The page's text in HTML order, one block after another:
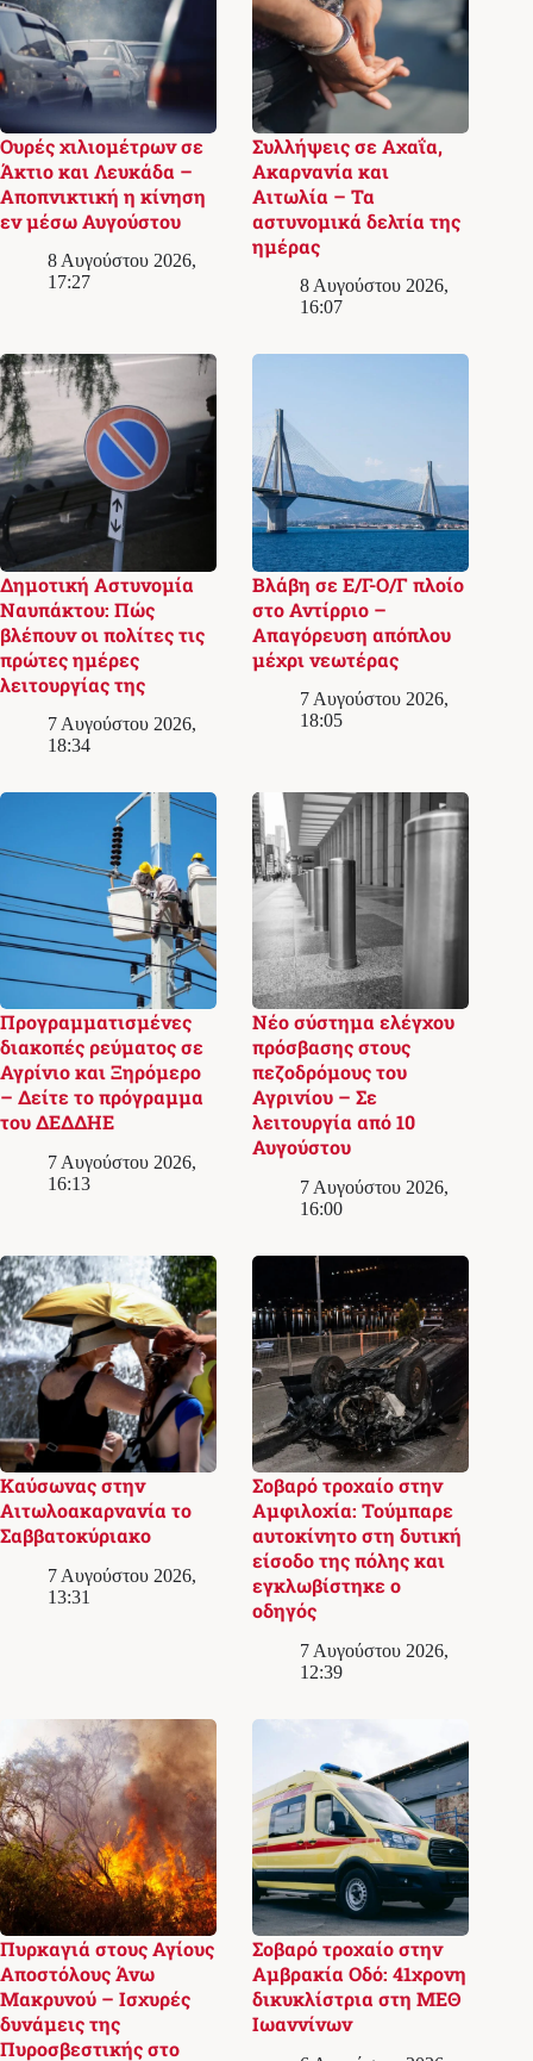
Ουρές χιλιομέτρων σε
Άκτιο και Λευκάδα –
Αποπνικτική η κίνηση
εν μέσω Αυγούστου
8 Αυγούστου 2026,
17:27
Συλλήψεις σε Αχαΐα,
Ακαρνανία και
Αιτωλία – Τα
αστυνομικά δελτία της
ημέρας
8 Αυγούστου 2026,
16:07
Δημοτική Αστυνομία
Ναυπάκτου: Πώς
βλέπουν οι πολίτες τις
πρώτες ημέρες
λειτουργίας της
7 Αυγούστου 2026,
18:34
Βλάβη σε Ε/Γ-Ο/Γ πλοίο
στο Αντίρριο –
Απαγόρευση απόπλου
μέχρι νεωτέρας
7 Αυγούστου 2026,
18:05
Προγραμματισμένες
διακοπές ρεύματος σε
Αγρίνιο και Ξηρόμερο
– Δείτε το πρόγραμμα
του ΔΕΔΔΗΕ
7 Αυγούστου 2026,
16:13
Νέο σύστημα ελέγχου
πρόσβασης στους
πεζοδρόμους του
Αγρινίου – Σε
λειτουργία από 10
Αυγούστου
7 Αυγούστου 2026,
16:00
Καύσωνας στην
Αιτωλοακαρνανία το
Σαββατοκύριακο
7 Αυγούστου 2026,
13:31
Σοβαρό τροχαίο στην
Αμφιλοχία: Τούμπαρε
αυτοκίνητο στη δυτική
είσοδο της πόλης και
εγκλωβίστηκε ο
οδηγός
7 Αυγούστου 2026,
12:39
Πυρκαγιά στους Αγίους
Αποστόλους Άνω
Μακρυνού – Ισχυρές
δυνάμεις της
Πυροσβεστικής στο
Σοβαρό τροχαίο στην
Αμβρακία Οδό: 41χρονη
δικυκλίστρια στη ΜΕΘ
Ιωαννίνων